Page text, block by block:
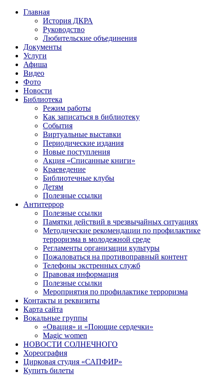
Главная
История ДКРА
Руководство
Любительские объединения
Документы
Услуги
Афиша
Видео
Фото
Новости
Библиотека
Режим работы
Как записаться в библиотеку
События
Виртуальные выставки
Периодические издания
Новые поступления
Акция «Списанные книги»
Краеведение
Библиотечные клубы
Детям
Полезные ссылки
Антитеррор
Полезные ссылки
Памятки действий в чрезвычайных ситуациях
Методические рекомендации по профилактике
терроризма в молодежной среде
Регламенты организации культуры
Пожаловаться на противоправный контент
Телефоны экстренных служб
Правовая информация
Полезные ссылки
Мероприятия по профилактике терроризма
Контакты и реквизиты
Карта сайта
Вокальные группы
«Овация» и «Поющие сердечки»
Magic women
НОВОСТИ СОЛНЕЧНОГО
Хореография
Цирковая студия «САПФИР»
Купить билеты